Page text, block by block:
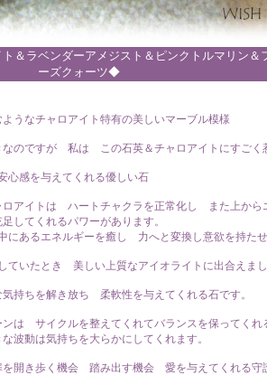
＆ラベンダーアメジスト＆ピンクトルマリン＆
ーズクォーツ◆
うなチャロアイト特有の美しいマーブル模様
なのですが 私は この石英＆チャロアイトにすごく
心感を与えてくれる優しい石
ロアイトは ハートチャクラを正常化し また上から
足してくれるパワーがあります。
あるエネルギーを癒し 力へと変換し意欲を持たせ
ていたとき 美しい上質なアイオライトに出合えまし
持ちを解き放ち 柔軟性を与えてくれる石です。
は サイクルを整えてくれてバランスを保ってくれ
波動は気持ちを大らかにしてくれます。
開き歩く機会 踏み出す機会 愛を与えてくれる守